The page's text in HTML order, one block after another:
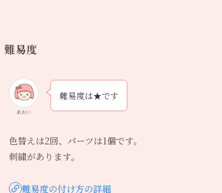
難易度
あおい
難易度は★です
色替えは2回、パーツは1個です。
刺繍があります。
難易度の付け方の詳細